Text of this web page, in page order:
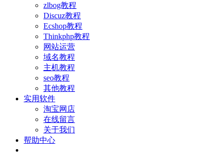
zlbog教程
Discuz教程
Ecshop教程
Thinkphp教程
网站运营
域名教程
主机教程
seo教程
其他教程
实用软件
淘宝网店
在线留言
关于我们
帮助中心